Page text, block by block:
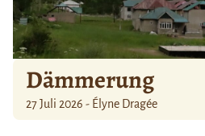
Dämmerung
27 Juli 2026 - Élyne Dragée